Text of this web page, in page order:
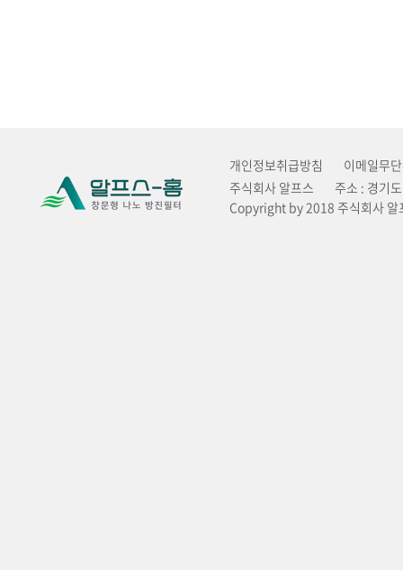
개인정보취급방침
이메일무
주식회사 알프스
주소 : 경기
Copyright by 2018 주식회사